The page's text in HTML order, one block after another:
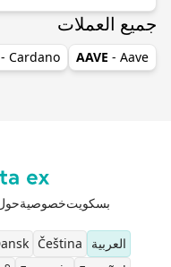
جميع العملات
AAVE - Aave
- Cardano
بسكويتخصوصية
العربية
Čeština